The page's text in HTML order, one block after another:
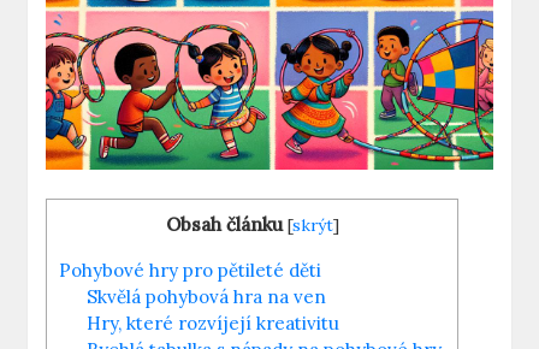
Obsah článku [skrýt]
Pohybové hry pro pětileté děti
Skvělá pohybová hra na ven
Hry, které rozvíjejí kreativitu